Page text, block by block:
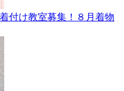
付け教室募集！８月着物